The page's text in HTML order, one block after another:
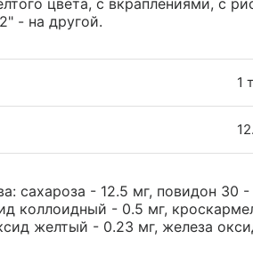
цвета, с вкраплениями, с
- на другой.
1
сахароза - 12.5 мг, повидон 30
коллоидный - 0.5 мг,
желтый - 0.23 мг, железа